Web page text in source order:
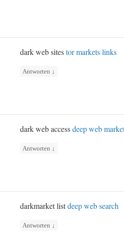
dark web sitestor markets links
Antworten ↓
dark web accessdeep web
Antworten ↓
darkmarket listdeep web search
Antworten ↓